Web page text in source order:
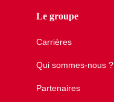
Le groupe
Carrières
Qui sommes-nous ?
Partenaires